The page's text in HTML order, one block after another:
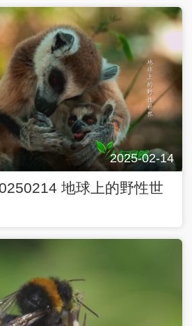
2025-02-14
地球上的野性世